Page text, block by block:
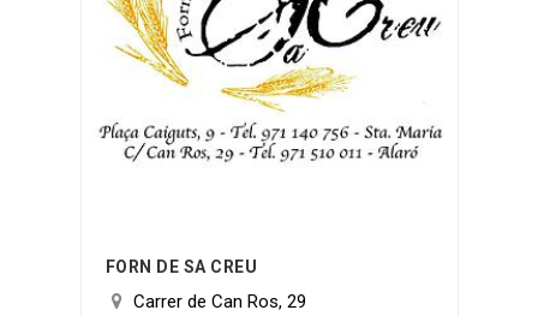
FORN DE SA CREU
Carrer de Can Ros, 29